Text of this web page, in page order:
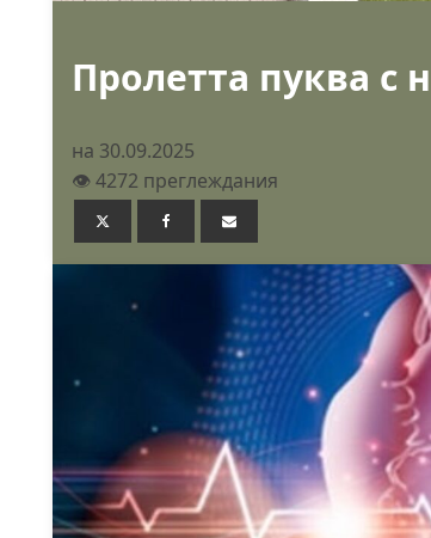
Пролетта пуква с
на 30.09.2025
👁️ 4272 преглеждания